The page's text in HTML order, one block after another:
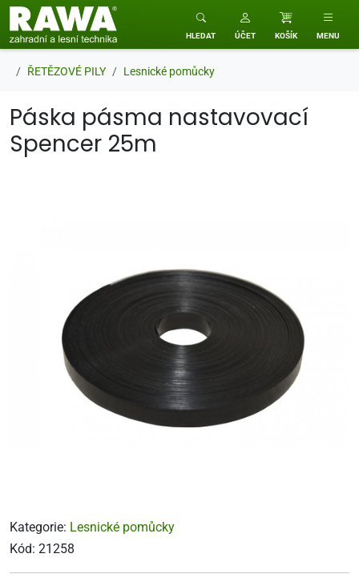
RAWA zahradní a lesní technika
HLEDAT ÚČET KOŠÍK MENU
ŘETĚZOVÉ PILY Lesnické pomůcky
Páska pásma nastavovací
Spencer 25m
Kategorie: Lesnické pomůcky
Kód: 21258